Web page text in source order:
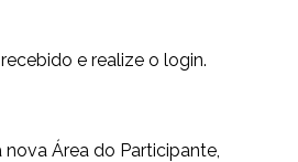
e realize o login.
nova Área do Participante,